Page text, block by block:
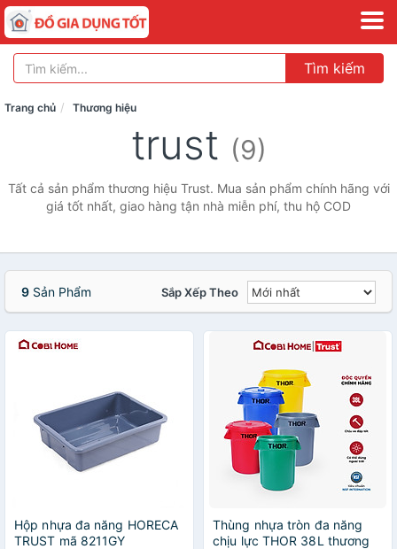
Tìm kiếm
Trang chủ Thương hiệu
trust (9)
Tất cả sản phẩm thương hiệu Trust. Mua sản phẩm chính hãng với
giá tốt nhất, giao hàng tận nhà miễn phí, thu hộ COD
9 Sản Phẩm Sắp Xếp Theo
Hộp nhựa đa năng HORECA
TRUST mã 8211GY
Thùng nhựa tròn đa năng
chịu lực THOR 38L thương